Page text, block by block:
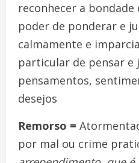
reconhecer a
poder de ponderar e
calmamente e
particular de pensar e
pensamentos,
desejos
Remorso =
por mal ou crime